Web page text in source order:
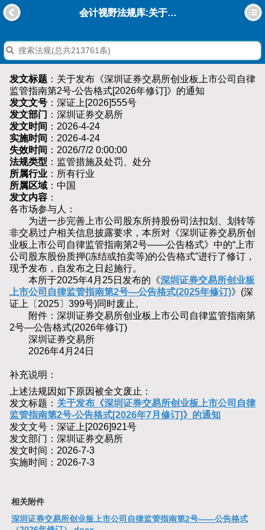
会计视野法规库:关于发布《深圳证券交易所创业板上市公司自律监管指南第2号-公告格式[2026年修订]》的通知
发文标题 ：关于发布《深圳证券交易所创业板上市公司自律
监管指南第2号-公告格式[2026年修订]》的通知
发文文号 ：深证上[2026]555号
发文部门 ：深圳证券交易所
发文时间 ：2026-4-24
实施时间 ：2026-4-24
失效时间 ：2026/7/2 0:00:00
法规类型 ：监管措施及处罚、处分
所属行业 ：所有行业
所属区域 ：中国
发文内容 ：
各市场参与人：
为进一步完善上市公司股东所持股份司法扣划、划转等
非交易过户相关信息披露要求，本所对《深圳证券交易所创
业板上市公司自律监管指南第2号——公告格式》中的“上市
公司股东股份质押(冻结或拍卖等)的公告格式”进行了修订，
现予发布，自发布之日起施行。
本所于2025年4月25日发布的《深圳证券交易所创业板
上市公司自律监管指南第2号—公告格式(2025年修订)》(深
证上〔2025〕399号)同时废止。
附件：深圳证券交易所创业板上市公司自律监管指南第
2号—公告格式(2026年修订)
深圳证券交易所
2026年4月24日
补充说明：
上述法规因如下原因被全文废止：
发文标题： 关于发布《深圳证券交易所创业板上市公司自律
监管指南第2号-公告格式[2026年7月修订]》的通知
发文文号：深证上[2026]921号
发文部门：深圳证券交易所
发文时间：2026-7-3
实施时间：2026-7-3
相关附件
深圳证券交易所创业板上市公司自律监管指南第2号——公告格式